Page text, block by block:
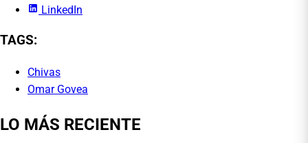
LinkedIn
TAGS:
Chivas
Omar Govea
LO MÁS RECIENTE